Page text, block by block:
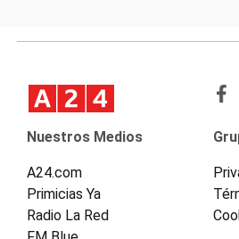
Nuestros Medios
A24.com
Primicias Ya
Radio La Red